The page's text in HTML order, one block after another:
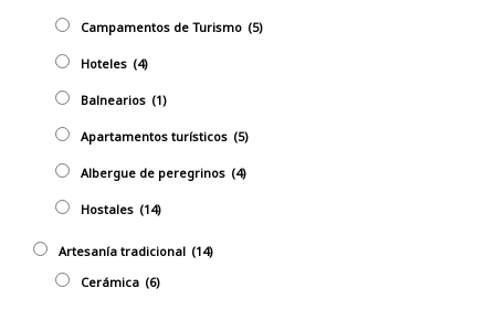
Campamentos de Turismo (5)
Hoteles (4)
Balnearios (1)
Apartamentos turísticos (5)
Albergue de peregrinos (4)
Hostales (14)
Artesaní­a tradicional (14)
Cerámica (6)